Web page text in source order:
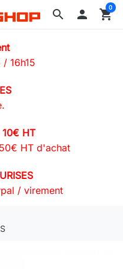
search  shopping_cart
0
16h15
10€ HT
HT d'achat
/ virement